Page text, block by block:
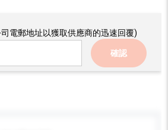
電郵地址以獲取供應商的迅速回覆)
確認